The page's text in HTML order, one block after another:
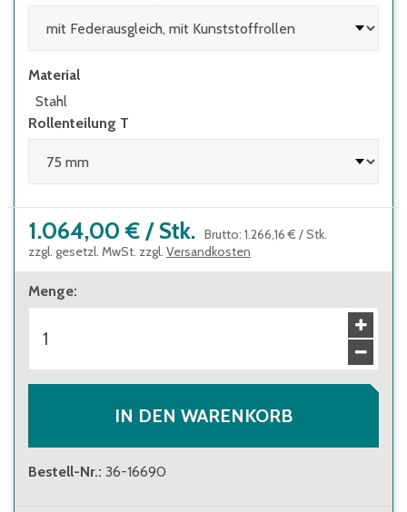
Material
Stahl
Rollenteilung T
1.064,00 € / Stk. Brutto: 1.266,16 € /Stk.
zzgl. gesetzl. MwSt. zzgl. Versandkosten
Menge:
IN DEN WARENKORB
Bestell-Nr.: 36-16690